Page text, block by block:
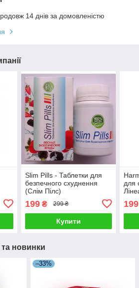
14 днів за домовленістю
Slim Pills - Таблетки для
безпечного схуднення
(Слім Пілс)
199₴ 299 ₴
Купити
для
199
та новинки
–33%